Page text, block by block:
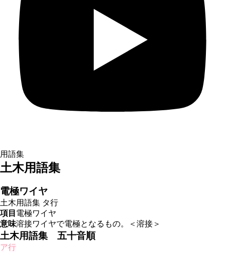
用語集
土木用語集
電極ワイヤ
土木用語集 タ行
項目 電極ワイヤ
意味溶接ワイヤで電極となるもの。＜溶接＞
土木用語集 五十音順
ア行